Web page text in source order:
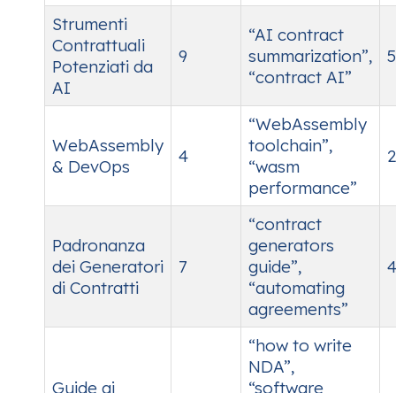
Strumenti
Contrattuali
Potenziati da
AI
9
“AI contract
summarization”,
“contract AI”
WebAssembly
& DevOps
4
“WebAssembly
toolchain”,
“wasm
performance”
Padronanza
dei Generatori
di Contratti
7
“contract
generators
guide”,
“automating
agreements”
Guide ai
“how to write
NDA”,
“software